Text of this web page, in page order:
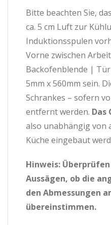
Bitte beachten Sie,
ca. 5 cm Luft zur
Induktionsspulen
Vorne zwischen
Backofenblende |
5mm x 560mm sein.
Schrankes – sofern
entfernt werden. Das
also unabhängig von
Küche eingebaut
Hinweis:
Aussägen, ob die
den Abmessungen
übereinstimmen.